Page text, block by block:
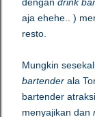
aja ehehe.. )
resto.
Mungkin
bartender ala
bartender atraksi
menyajikan dan